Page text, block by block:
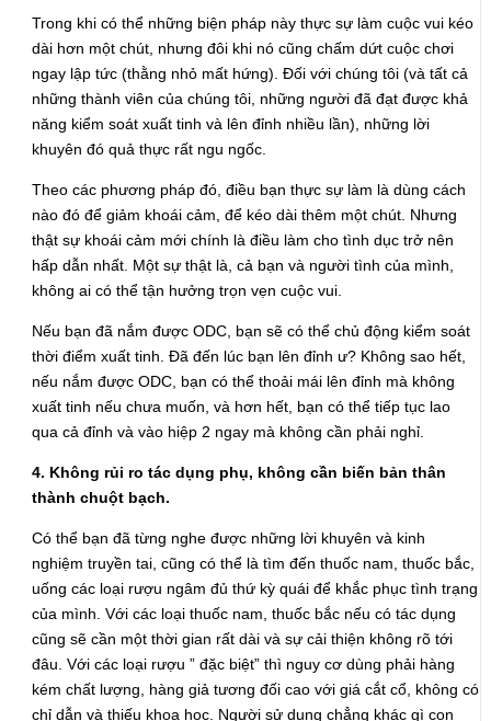
Trong khi có thể những biện pháp này thực sự làm cuộc vui kéo
dài hơn một chút, nhưng đôi khi nó cũng chấm dứt cuộc chơi
ngay lập tức (thằng nhỏ mất hứng). Đối với chúng tôi (và tất cả
những thành viên của chúng tôi, những người đã đạt được khả
năng kiểm soát xuất tinh và lên đỉnh nhiều lần), những lời
khuyên đó quả thực rất ngu ngốc.
Theo các phương pháp đó, điều bạn thực sự làm là dùng cách
nào đó để giảm khoái cảm, để kéo dài thêm một chút. Nhưng
thật sự khoái cảm mới chính là điều làm cho tình dục trở nên
hấp dẫn nhất. Một sự thật là, cả bạn và người tình của mình,
không ai có thể tận hưởng trọn vẹn cuộc vui.
Nếu bạn đã nắm được ODC, bạn sẽ có thể chủ động kiểm soát
thời điểm xuất tinh. Đã đến lúc bạn lên đỉnh ư? Không sao hết,
nếu nắm được ODC, bạn có thể thoải mái lên đỉnh mà không
xuất tinh nếu chưa muốn, và hơn hết, bạn có thể tiếp tục lao
qua cả đỉnh và vào hiệp 2 ngay mà không cần phải nghỉ.
4. Không rủi ro tác dụng phụ, không cần biến bản thân
thành chuột bạch.
Có thể bạn đã từng nghe được những lời khuyên và kinh
nghiệm truyền tai, cũng có thể là tìm đến thuốc nam, thuốc bắc,
uống các loại rượu ngâm đủ thứ kỳ quái để khắc phục tình trạng
của mình. Với các loại thuốc nam, thuốc bắc nếu có tác dụng
cũng sẽ cần một thời gian rất dài và sự cải thiện không rõ tới
đâu. Với các loại rượu ” đặc biệt” thì nguy cơ dùng phải hàng
kém chất lượng, hàng giả tương đối cao với giá cắt cổ, không có
chỉ dẫn và thiếu khoa học. Người sử dụng chẳng khác gì con